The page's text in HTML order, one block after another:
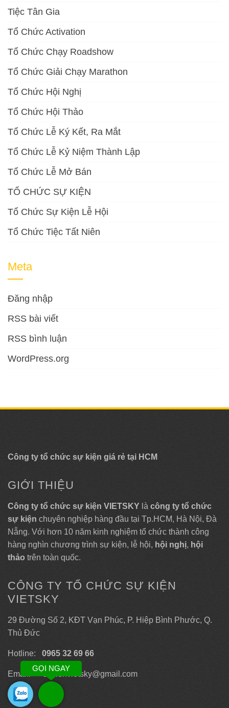
Tiệc Tân Gia
Tổ Chức Activation
Tổ Chức Chạy Roadshow
Tổ Chức Giải Chạy Marathon
Tổ Chức Hội Nghị
Tổ Chức Hội Thảo
Tổ Chức Lễ Ký Kết, Ra Mắt
Tổ Chức Lễ Kỷ Niệm Thành Lập
Tổ Chức Lễ Mở Bán
TỔ CHỨC SỰ KIỆN
Tổ Chức Sự Kiện Lễ Hội
Tổ Chức Tiệc Tất Niên
Meta
Đăng nhập
RSS bài viết
RSS bình luận
WordPress.org
Công ty tổ chức sự kiện giá rẻ tại HCM
GIỚI THIỆU
Công ty tổ chức sự kiện VIETSKY là công ty tổ chức
sự kiện chuyên nghiệp hàng đầu tại Tp.HCM, Hà Nội, Đà
Nẵng. Với hơn 10 năm kinh nghiệm tổ chức thành công
hàng nghìn chương trình sự kiện, lễ hội, hội nghị, hội
thảo trên toàn quốc.
CÔNG TY TỔ CHỨC SỰ KIỆN
VIETSKY
29 Đường Số 2, KĐT Vạn Phúc, P. Hiệp Bình Phước, Q.
Thủ Đức
Hotline: 0965 32 69 66
Email: sukienvietsky@gmail.com
GỌI NGAY